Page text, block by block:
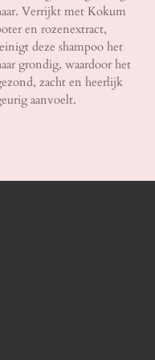
Verrijkt met Kokum
en rozenextract,
deze shampoo het
grondig, waardoor het
zacht en heerlijk
aanvoelt.